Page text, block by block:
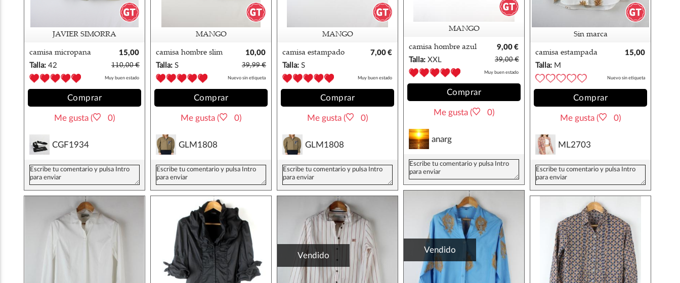
MANGO
camisa hombre azul
mango
9,00 €
Talla: XXL 39,00 €
Muy buen estado
Comprar
Me gusta ( 0)
anarg
JAVIER SIMORRA
camisa micropana
beige simorra
15,00
€
Talla: 42 110,00 €
Muy buen estado
Comprar
Me gusta ( 0)
CGF1934
MANGO
camisa hombre slim
cuadros azul mango
10,00
€
Talla: S 39,99 €
Nuevo sin etiqueta
Comprar
Me gusta ( 0)
GLM1808
MANGO
camisa estampado
tropical mango
7,00 €
Talla: S
Muy buen estado
Comprar
Me gusta ( 0)
GLM1808
Sin marca
camisa estampada
piñas
15,00
Talla: M
Nuevo sin etiqueta
Comprar
Me gusta ( 0)
ML2703
Vendido
Vendido